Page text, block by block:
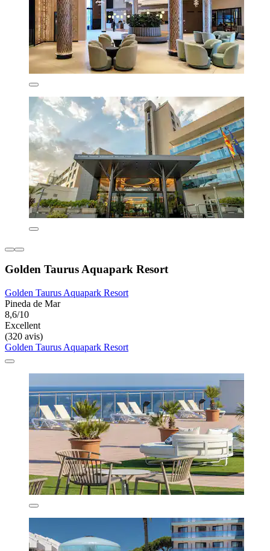
Golden Taurus Aquapark Resort
Golden Taurus Aquapark Resort
Pineda de Mar
8,6/10
Excellent
(320 avis)
Golden Taurus Aquapark Resort